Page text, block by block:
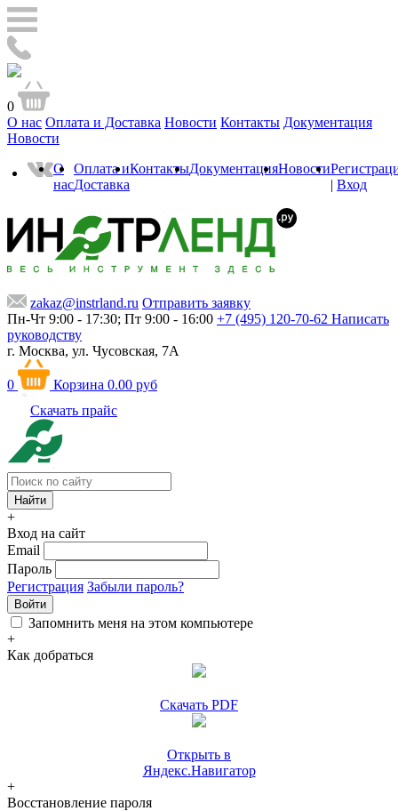
0
О нас Оплата и Доставка Новости Контакты Документация
Новости
О
нас
Оплата и
Доставка
КонтактыДокументацияНовости
| Вход
zakaz@instrland.ru Отправить заявку
Пн-Чт 9:00 - 17:30; Пт 9:00 - 16:00 +7 (495) 120-70-62 Написать
руководству
г. Москва, ул. Чусовская, 7А
0 Корзина 0.00 руб
Скачать прайс
+
Вход на сайт
Email
Пароль
Регистрация Забыли пароль?
Войти
Запомнить меня на этом компьютере
+
Как добраться
Скачать PDF
Открыть в
Яндекс.Навигатор
+
Восстановление пароля